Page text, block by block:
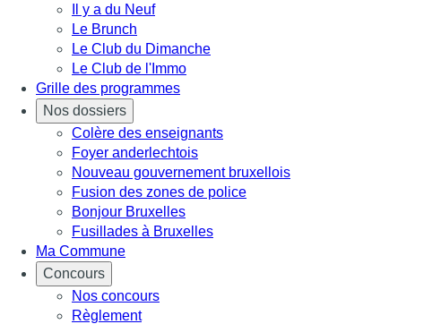
Il y a du Neuf
Le Brunch
Le Club du Dimanche
Le Club de l'Immo
Grille des programmes
Nos dossiers
Colère des enseignants
Foyer anderlechtois
Nouveau gouvernement bruxellois
Fusion des zones de police
Bonjour Bruxelles
Fusillades à Bruxelles
Ma Commune
Concours
Nos concours
Règlement